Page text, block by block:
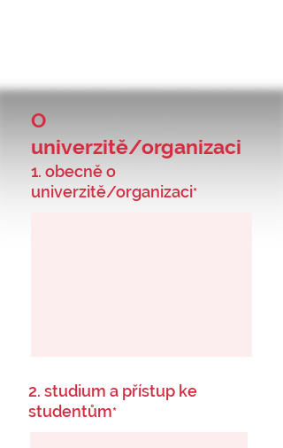
O
univerzitě/organizaci
1. obecně o
univerzitě/organizaci*
2. studium a přístup ke
studentům*